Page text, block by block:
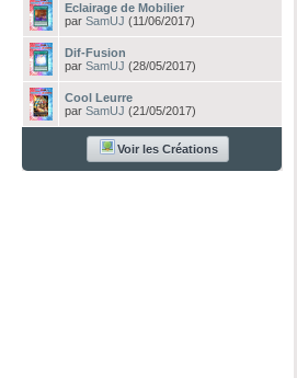
Eclairage de Mobilier
par SamUJ (11/06/2017)
Dif-Fusion
par SamUJ (28/05/2017)
Cool Leurre
par SamUJ (21/05/2017)
Voir les Créations